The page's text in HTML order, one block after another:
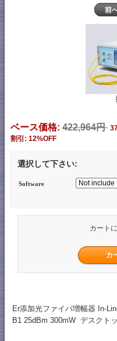
前
ベース価格: 422,964円
割引: 12%OFF
選択して下さい:
Software
カート
Er添加光ファイバ増幅器 In-
B1 25dBm 300mW デスクト